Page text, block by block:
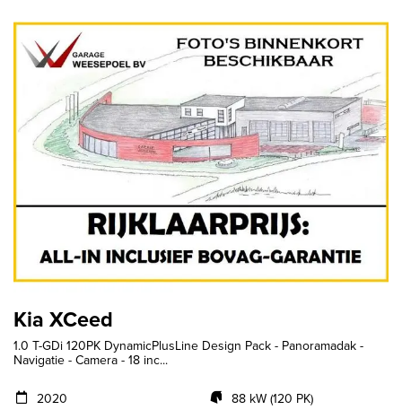
Kia XCeed
1.0 T-GDi 120PK DynamicPlusLine Design Pack - Panoramadak -
Navigatie - Camera - 18 inc...
2020
88 kW (120 PK)